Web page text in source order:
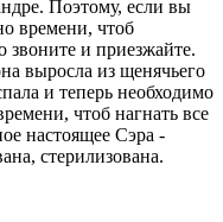
Поэтому, если вы
времени, чтоб
звоните и приезжайте.
выросла из щенячьего
и теперь необходимо
чтоб нагнать все
настоящее Сэра -
стерилизована.